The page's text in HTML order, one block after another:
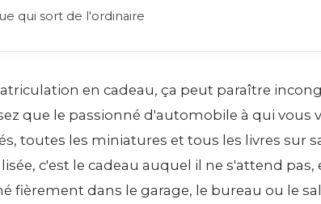
qui sort de l'ordinaire
en cadeau, ça peut paraître
que le passionné d'automobile à qui vous
toutes les miniatures et tous les livres sur
c'est le cadeau auquel il ne s'attend pas,
fièrement dans le garage, le bureau ou le